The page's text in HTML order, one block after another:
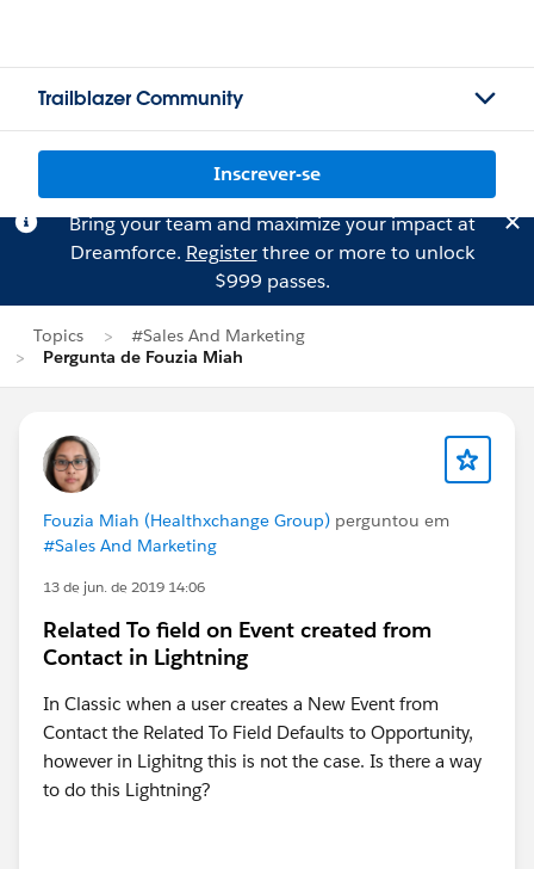
Trailblazer Community
Inscrever-se
Bring your team and maximize your impact at
Dreamforce. Registerthree or more to unlock
$999 passes.
Topics
#Sales And Marketing
Pergunta de Fouzia Miah
Fouzia Miah (Healthxchange Group) perguntou em
#Sales And Marketing
13 de jun. de 2019 14:06
Related To field on Event created from
Contact in Lightning
In Classic when a user creates a New Event from
Contact the Related To Field Defaults to Opportunity,
however in Lighitng this is not the case. Is there a way
to do this Lightning?